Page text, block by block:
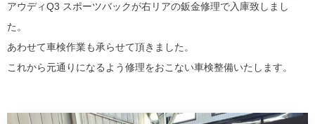
アウディQ3 スポーツバックが右リアの鈑金修理で入庫致しまし
た。
あわせて車検作業も承らせて頂きました。
これから元通りになるよう修理をおこない車検整備いたします。